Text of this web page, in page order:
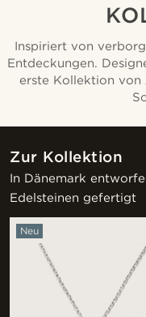
Inspiriert von
Entdeckungen.
erste Kollektion von
Zur Kollektion
In Dänemark
Edelsteinen gefertigt
Neu